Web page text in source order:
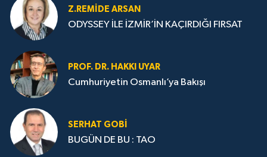
Z.REMIDE ARSAN
ODYSSEY İLE İZMİR’İN KAÇIRDIĞI FIRSAT
PROF. DR. HAKKI UYAR
Cumhuriyetin Osmanlı’ya Bakışı
SERHAT GOBİ
BUGÜN DE BU : TAO